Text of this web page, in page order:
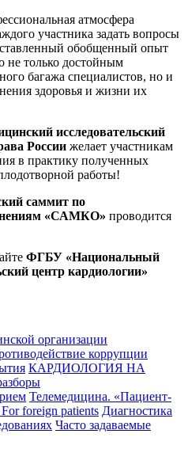
атмосфера
участника задать вопросы
обобщенный опыт
не только достойным
багажа специалистов, но и
здоровья и жизни их
исследовательский
России желает участникам
в практику полученных
работы!
саммит по
«САМКО» проводится
ФГБУ «Национальный
центр кардиологии»
организации
коррупции
КАРДИОЛОГИЯ НА
Телемедицина. «Пациент-
foreign patients Диагностика
Часто задаваемые